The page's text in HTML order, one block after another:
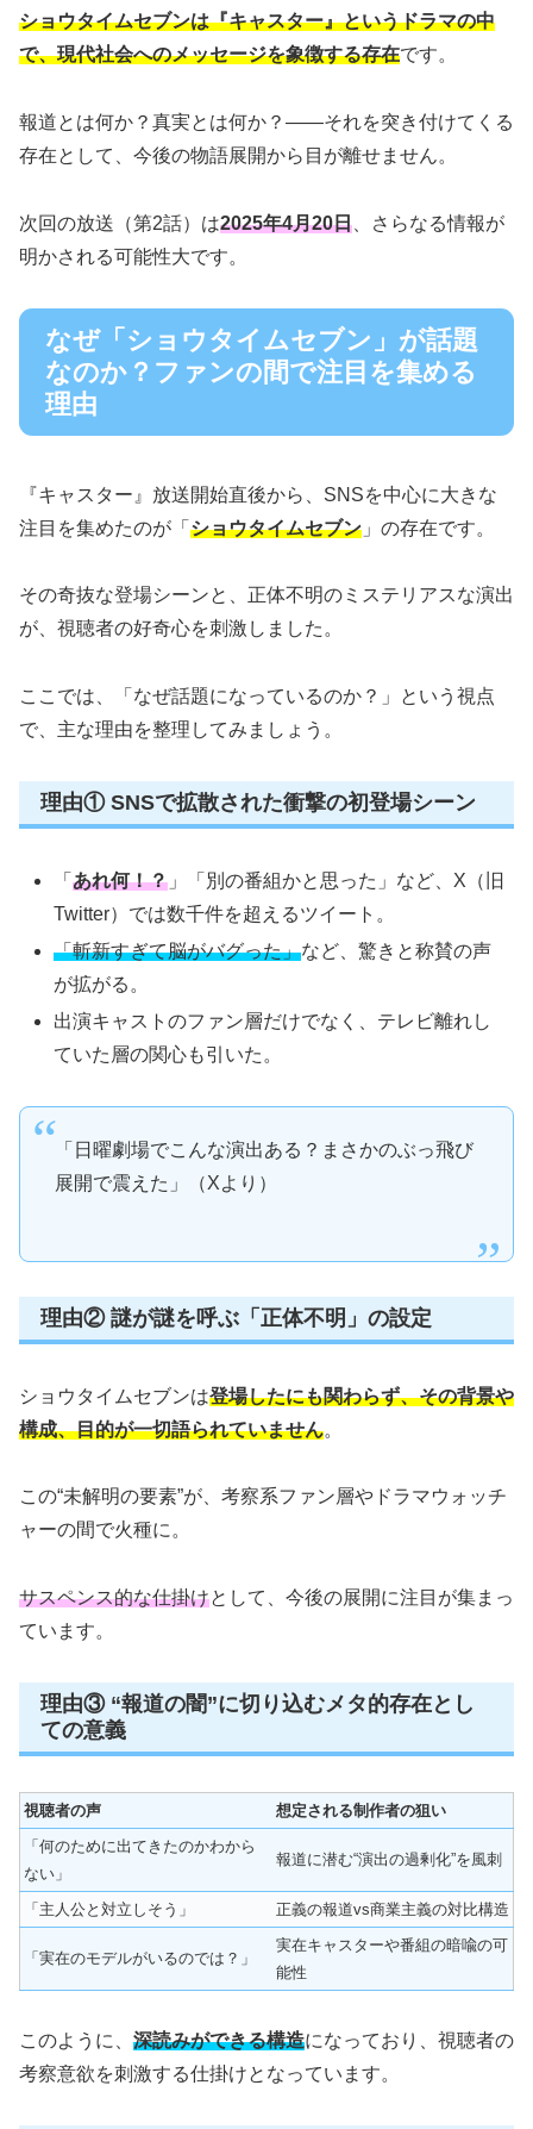
ショウタイムセブンは『キャスター』というドラマの中
で、現代社会へのメッセージを象徴する存在です。
報道とは何か？真実とは何か？――それを突き付けてくる
存在として、今後の物語展開から目が離せません。
次回の放送（第2話）は2025年4月20日 、さらなる情報が
明かされる可能性大です。
なぜ「ショウタイムセブン」が話題
なのか？ファンの間で注目を集める
理由
『キャスター』放送開始直後から、SNSを中心に大きな
注目を集めたのが「 ショウタイムセブン 」の存在です。
その奇抜な登場シーンと、正体不明のミステリアスな演出
が、視聴者の好奇心を刺激しました。
ここでは、「なぜ話題になっているのか？」という視点
で、主な理由を整理してみましょう。
理由① SNSで拡散された衝撃の初登場シーン
「あれ何！？ 」「別の番組かと思った」など、X（旧
Twitter）では数千件を超えるツイート。
「斬新すぎて脳がバグった」など、驚きと称賛の声
が拡がる。
出演キャストのファン層だけでなく、テレビ離れし
ていた層の関心も引いた。
「日曜劇場でこんな演出ある？まさかのぶっ飛び
展開で震えた」（Xより）
理由② 謎が謎を呼ぶ「正体不明」の設定
ショウタイムセブンは登場したにも関わらず、その背景や
構成、目的が一切語られていません。
この“未解明の要素”が、考察系ファン層やドラマウォッチ
ャーの間で火種に。
サスペンス的な仕掛けとして、今後の展開に注目が集まっ
ています。
理由③ “報道の闇”に切り込むメタ的存在とし
ての意義
視聴者の声
想定される制作者の狙い
「何のために出てきたのかわから
ない」
報道に潜む“演出の過剰化”を風刺
「主人公と対立しそう」 正義の報道vs商業主義の対比構造
「実在のモデルがいるのでは？」
実在キャスターや番組の暗喩の可
能性
このように、 深読みができる構造になっており、視聴者の
考察意欲を刺激する仕掛けとなっています。